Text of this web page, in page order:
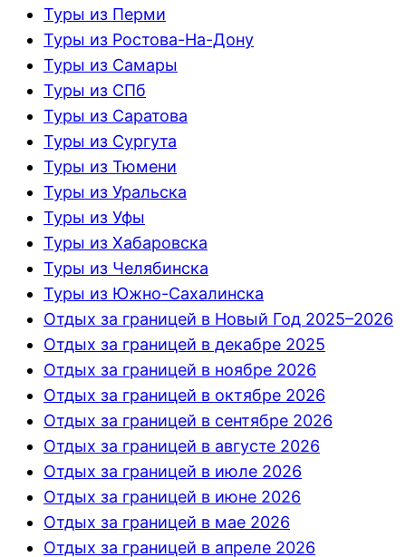
Туры из Перми
Туры из Ростова-На-Дону
Туры из Самары
Туры из СПб
Туры из Саратова
Туры из Сургута
Туры из Тюмени
Туры из Уральска
Туры из Уфы
Туры из Хабаровска
Туры из Челябинска
Туры из Южно-Сахалинска
Отдых за границей в Новый Год 2025–2026
Отдых за границей в декабре 2025
Отдых за границей в ноябре 2026
Отдых за границей в октябре 2026
Отдых за границей в сентябре 2026
Отдых за границей в августе 2026
Отдых за границей в июле 2026
Отдых за границей в июне 2026
Отдых за границей в мае 2026
Отдых за границей в апреле 2026